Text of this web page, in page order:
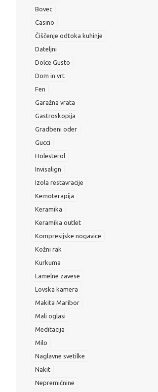
Bovec
Casino
Čiščenje odtoka kuhinje
Dateljni
Dolce Gusto
Dom in vrt
Fen
Garažna vrata
Gastroskopija
Gradbeni oder
Gucci
Holesterol
Invisalign
Izola restavracije
Kemoterapija
Keramika
Keramika outlet
Kompresijske nogavice
Kožni rak
Kurkuma
Lamelne zavese
Lovska kamera
Makita Maribor
Mali oglasi
Meditacija
Milo
Naglavne svetilke
Nakit
Nepremičnine